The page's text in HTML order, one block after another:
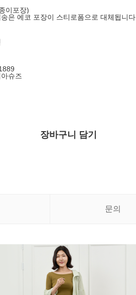
이포장)
은 에코 포장이 스티로폼으로 대체됩니다.
슈즈
장바구니 담기
문의